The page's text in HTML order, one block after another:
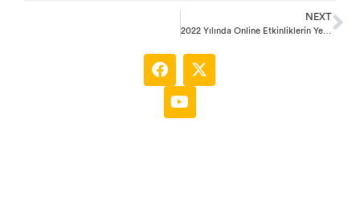
NEXT
2022 Yılında Online Etkinliklerin Yeri ve Önemi